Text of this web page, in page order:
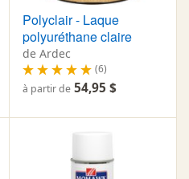
Polyclair - Laque
polyuréthane claire
de Ardec
(6)
à partir de 54,95 $